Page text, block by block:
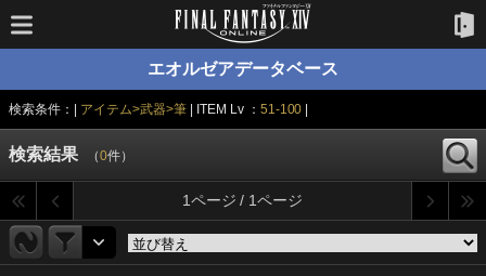
エオルゼアデータベース
検索条件：| アイテム>武器>筆 | ITEM Lv ： 51-100
検索結果 （0件）
1ページ / 1ページ